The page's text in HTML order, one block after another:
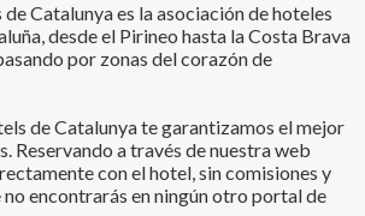
Catalunya es la asociación de hoteles
desde el Pirineo hasta la Costa Brava
por zonas del corazón de
de Catalunya te garantizamos el mejor
Reservando a través de nuestra web
con el hotel, sin comisiones y
no encontrarás en ningún otro portal de